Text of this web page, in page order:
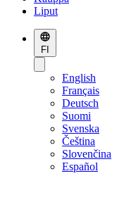
Liput
FI
English
Français
Deutsch
Suomi
Svenska
Čeština
Slovenčina
Español